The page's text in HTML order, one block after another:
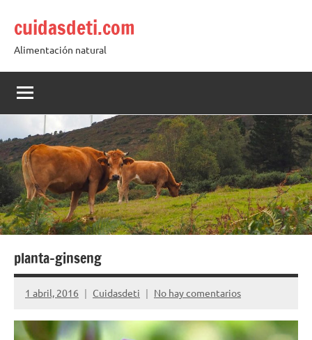
contenido
cuidasdeti.com
Alimentación natural
planta-ginseng
1 abril, 2016 Cuidasdeti No hay comentarios